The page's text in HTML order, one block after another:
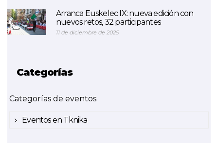
Arranca Euskelec IX: nueva edición con
nuevos retos, 32 participantes
11 de diciembre de 2025
Categorías
Categorías de eventos
Eventos en Tknika